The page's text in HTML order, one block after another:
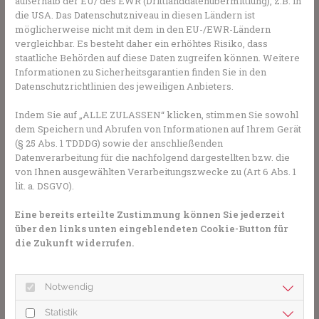
wie eine Früherkennung sicher möglich ist. Es ist bereits
gelungen, die Krankheit durch eine Untersuchung des
Nervenwassers zu erkennen. Dies wurde bei einer
Lumbalpunktion gewonnen, wofür eine Nadel in den
Wirbelkanal im unteren Rücken eingeführt wurde. Bei
von der Parkinson-Krankheit Betroffenen konnte im
Nervenwasser ein fehlgefaltetes Eiweiß namens alpha-
Synuclein gefunden werden. Wenn es falsch gefaltet ist,
verklumpt es und lagert sich an den Nervenzellen ab,
deren Funktion es beeinträchtigt.
Sie haben Fragen zum Thema Parkinson?
Gesundheits-Experten und -Expertinnen aus Ihrer
Region beraten Sie gerne.
Bluttest zur Früherkennung in der
die USA. Das Datenschutzniveau in diesen Ländern ist
möglicherweise nicht mit dem in den EU-/EWR-Ländern
vergleichbar. Es besteht daher ein erhöhtes Risiko, dass
staatliche Behörden auf diese Daten zugreifen können. Weitere
Informationen zu Sicherheitsgarantien finden Sie in den
Datenschutzrichtlinien des jeweiligen Anbieters.
Indem Sie auf „ALLE ZULASSEN“ klicken, stimmen Sie sowohl
dem Speichern und Abrufen von Informationen auf Ihrem Gerät
(§ 25 Abs. 1 TDDDG) sowie der anschließenden
Datenverarbeitung für die nachfolgend dargestellten bzw. die
von Ihnen ausgewählten Verarbeitungszwecke zu (Art 6 Abs. 1
lit. a. DSGVO).
Eine bereits erteilte Zustimmung können Sie jederzeit
über den links unten eingeblendeten Cookie-Button für
die Zukunft widerrufen.
Notwendig
Statistik